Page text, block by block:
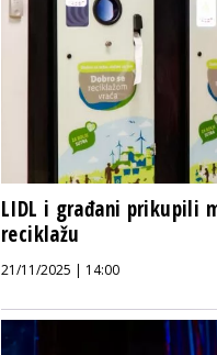
LIDL i građani prikupili
reciklažu
21/11/2025 | 14:00